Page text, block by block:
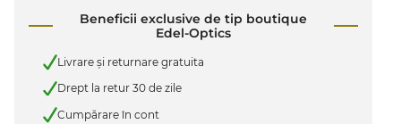
Beneficii exclusive de tip boutique
Edel-Optics
Livrare şi returnare gratuita
Drept la retur 30 de zile
Cumpărare în cont